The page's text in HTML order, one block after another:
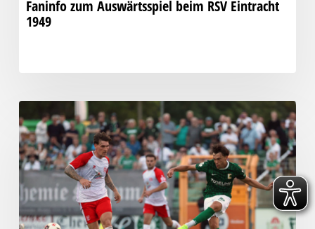
Faninfo zum Auswärtsspiel beim RSV Eintracht
1949
Pleite:
Chemie
kassiert
späten
Knockout
gegen